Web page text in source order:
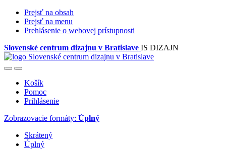
Prejsť na obsah
Prejsť na menu
Prehlásenie o webovej prístupnosti
Slovenské centrum dizajnu v Bratislave IS DIZAJN
Košík
Pomoc
Prihlásenie
Zobrazovacie formáty: Úplný
Skrátený
Úplný